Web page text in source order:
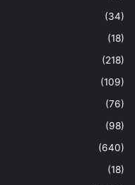
(34)
(18)
(218)
(109)
(76)
(98)
(640)
(18)